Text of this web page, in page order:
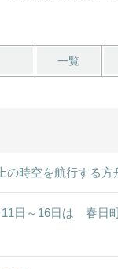
一覧
の時空を航行する方
11日～16日は 春日